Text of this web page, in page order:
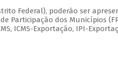
Federal), poderão ser
Participação dos Municípios
ICMS-Exportação, IPI-